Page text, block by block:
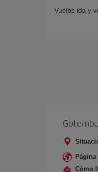
Vuelos ida y
Página
Cómo